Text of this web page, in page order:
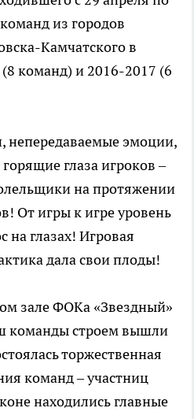
из городов
Камчатского в
команд) и 2016-2017 (6
непередаваемые эмоции,
глаза игроков –
на протяжении
От игры к игре уровень
на глазах! Игровая
дала свои плоды!
зале ФОКа «Звездный»
команды строем вышли
торжественная
команд – участниц
находились главные